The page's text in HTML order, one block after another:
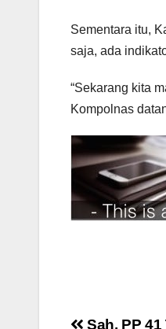
Sementara itu,
saja, ada
“Sekarang kita
Kompolnas
Sah, PP